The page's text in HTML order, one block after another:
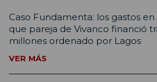
Caso Fundamenta: los gastos
que pareja de Vivanco financió
millones ordenado por Lagos
VER MÁS